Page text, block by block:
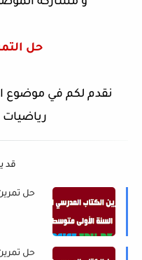
حل
رياضيات سنة
قد